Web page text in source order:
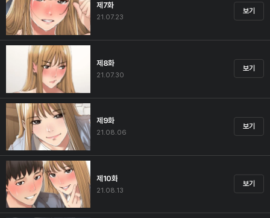
제7화
21.07.23
보기
제8화
21.07.30
보기
제9화
21.08.06
보기
제10화
21.08.13
보기